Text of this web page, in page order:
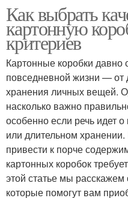
Как выбрать
картонную
критериев
Картонные коробки
повседневной жизни — от
хранения личных вещей.
насколько важно
особенно если речь идет
или длительном
привести к порче
картонных коробок
этой статье мы
которые помогут вам